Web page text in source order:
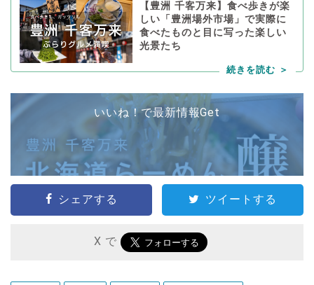
【豊洲 千客万来】食べ歩きが楽
しい「豊洲場外市場」で実際に
食べたものと目に写った楽しい
光景たち
いいね！で最新情報Get
シェアする ツイートする
X で